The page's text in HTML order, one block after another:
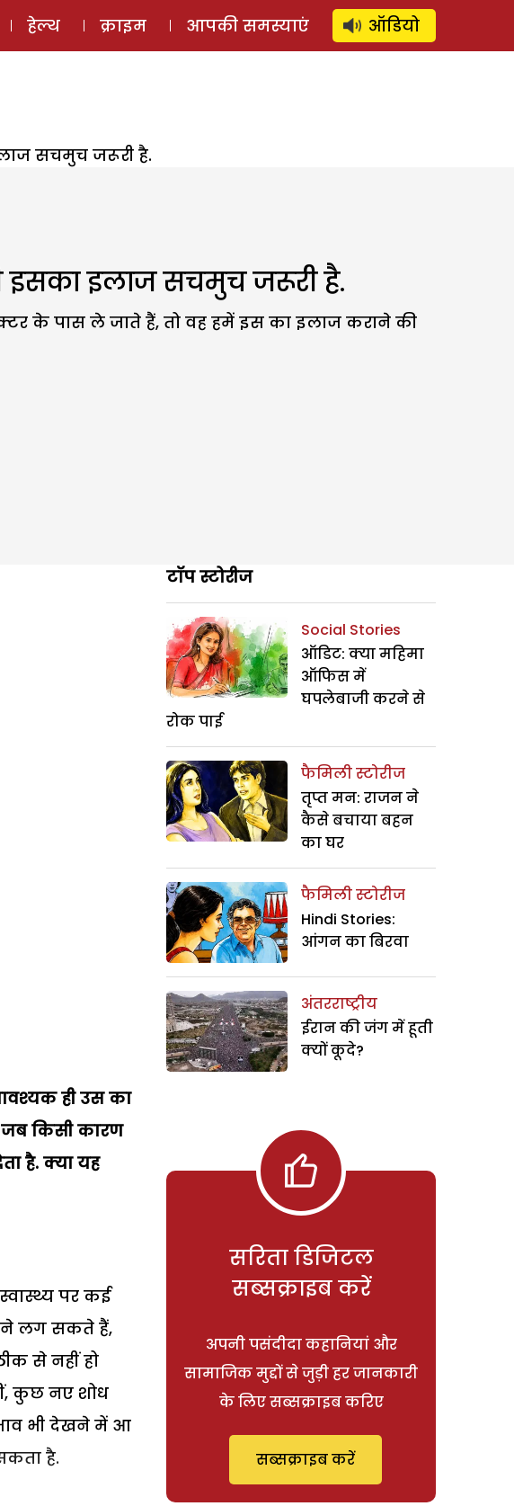
ऑडियो स्टोरी लॉग इन ⚲ SUBSCRIBE
हेल्थ क्राइम आपकी समस्याएं ऑडियो
सचमुच जरूरी है.
इसका इलाज सचमुच जरूरी है.
के पास ले जाते हैं, तो वह हमें इस का इलाज कराने की
ही उस का
जब किसी कारण
है. क्या यह
पर कई
लग सकते हैं,
से नहीं हो
कुछ नए शोध
भी देखने में आ
है.
टॉप स्टोरीज
Social Stories
ऑडिट: क्या महिमा
ऑफिस में
घपलेबाजी करने से
रोक पाई
फैमिली स्टोरीज
तृप्त मन: राजन ने
कैसे बचाया बहन
का घर
फैमिली स्टोरीज
Hindi Stories:
आंगन का बिरवा
अंतरराष्ट्रीय
ईरान की जंग में हूती
क्यों कूदे?
सरिता डिजिटल
सब्सक्राइब करें
अपनी पसंदीदा कहानियां और
सामाजिक मुद्दों से जुड़ी हर जानकारी
के लिए सब्सक्राइब करिए
सब्सक्राइब करें